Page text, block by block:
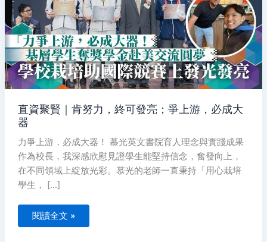
直資聚賢｜肯努力，終可發亮；爭上游，必成大
器
力爭上游，必成大器！ 慕光英文書院育人理念與實踐成果
作為校長，我深感欣慰見證學生能堅持信念，奮發向上，
在不同領域上綻放光彩。慕光的老師一直秉持「用心栽培
學生， […]
力，
終
可
發
亮；
爭
上
游，
必
成
大
閱讀全文 »